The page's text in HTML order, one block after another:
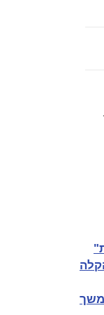
הרכבת הקלה